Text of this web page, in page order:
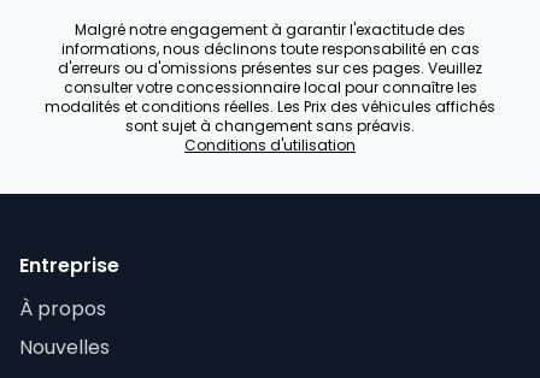
Malgré notre engagement à garantir l'exactitude des
informations, nous déclinons toute responsabilité en cas
d'erreurs ou d'omissions présentes sur ces pages. Veuillez
consulter votre concessionnaire local pour connaître les
modalités et conditions réelles. Les Prix des véhicules affichés
sont sujet à changement sans préavis.
Conditions d'utilisation
Entreprise
À propos
Nouvelles